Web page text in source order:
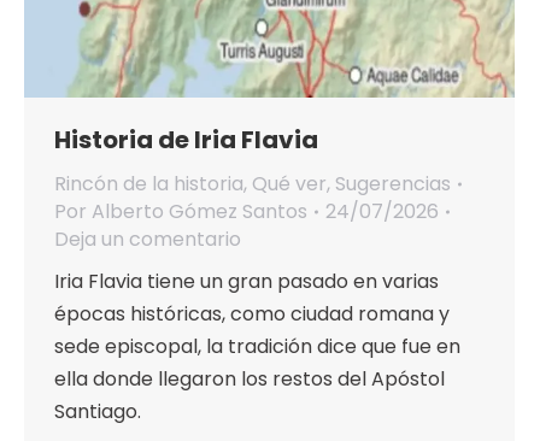
Historia de Iria Flavia
Rincón de la historia, Qué ver, Sugerencias
Por Alberto Gómez Santos
24/07/2026
Deja un comentario
Iria Flavia tiene un gran pasado en varias
épocas históricas, como ciudad romana y
sede episcopal, la tradición dice que fue en
ella donde llegaron los restos del Apóstol
Santiago.